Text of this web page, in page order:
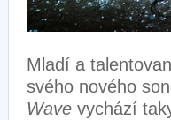
Mladí a
svého nového
Wave vychází